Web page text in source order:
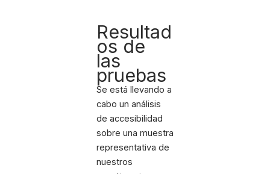
Resultad
os de
las
pruebas
Se está llevando a
cabo un análisis
de accesibilidad
sobre una muestra
representativa de
nuestros